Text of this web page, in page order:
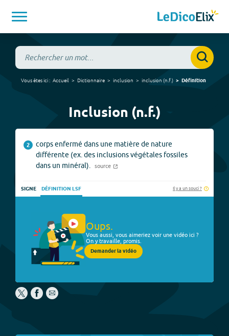
Vous êtes ici : Accueil Dictionnaire inclusion inclusion (n.f.) Définition
Inclusion (n.f.)
2
corps enfermé dans une matière de nature
différente (ex. des inclusions végétales fossiles
dans un minéral).
source
SIGNE DÉFINITION LSF Il y a un souci ?
Oups.
Vous aussi, vous aimeriez voir une vidéo ici ?
On y travaille, promis.
Demander la vidéo